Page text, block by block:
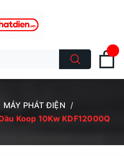
MÁY PHÁT ĐIỆN /
Koop 10Kw KDF12000Q